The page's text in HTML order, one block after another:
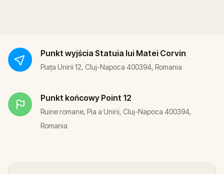
Punkt wyjścia Statuia lui Matei Corvin
Piața Unirii 12, Cluj-Napoca 400394, Romania
Punkt końcowy Point 12
Ruine romane, Pia a Unirii, Cluj-Napoca 400394,
Romania